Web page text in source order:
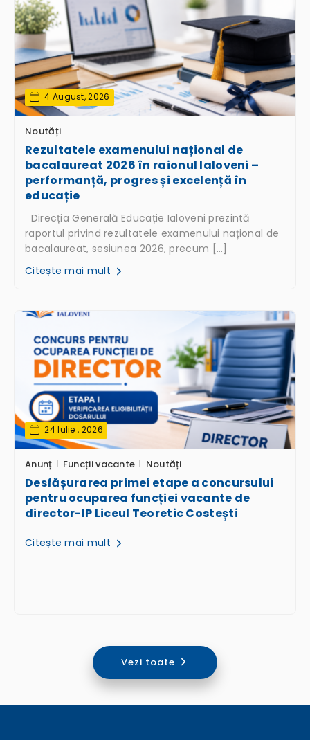
4 August, 2026
Noutăți
Rezultatele examenului național de
bacalaureat 2026 în raionul Ialoveni –
performanță, progres și excelență în
educație
Direcția Generală Educație Ialoveni prezintă
raportul privind rezultatele examenului național de
bacalaureat, sesiunea 2026, precum […]
Citește mai mult
24 Iulie , 2026
Anunț Funcții vacante Noutăți
Desfășurarea primei etape a concursului
pentru ocuparea funcției vacante de
director-IP Liceul Teoretic Costești
Citește mai mult
Vezi toate